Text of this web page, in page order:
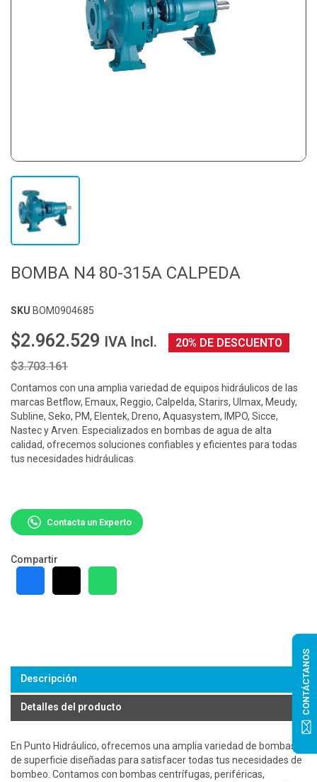
BOMBA N4 80-315A CALPEDA
SKU BOM0904685
$2.962.529 IVA Incl.
20% DE DESCUENTO
$3.703.161
Contamos con una amplia variedad de equipos hidráulicos de las
marcas Betflow, Emaux, Reggio, Calpelda, Starirs, Ulmax, Meudy,
Subline, Seko, PM, Elentek, Dreno, Aquasystem, IMPO, Sicce,
Nastec y Arven. Especializados en bombas de agua de alta
calidad, ofrecemos soluciones confiables y eficientes para todas
tus necesidades hidráulicas.
Contacta un Experto
Compartir
Descripción
Detalles del producto
En Punto Hidráulico, ofrecemos una amplia variedad de bombas
de superficie diseñadas para satisfacer todas tus necesidades de
bombeo. Contamos con bombas centrífugas, periféricas,
CONTÁCTANOS